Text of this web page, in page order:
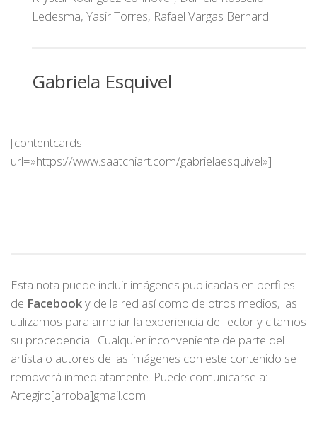
Ledesma, Yasir Torres, Rafael Vargas Bernard.
Gabriela Esquivel
[contentcards
url=»https://www.saatchiart.com/gabrielaesquivel»]
Esta nota puede incluir imágenes publicadas en perfiles
de Facebooky de la red así como de otros medios, las
utilizamos para ampliar la experiencia del lector y citamos
su procedencia. Cualquier inconveniente de parte del
artista o autores de las imágenes con este contenido se
removerá inmediatamente. Puede comunicarse a:
Artegiro[arroba]gmail.com